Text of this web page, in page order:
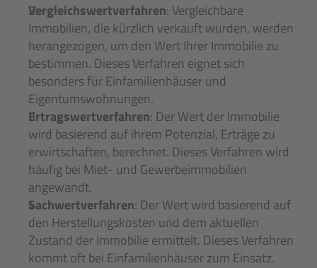
Vergleichswertverfahren: Vergleichbare
Immobilien, die kürzlich verkauft wurden, werden
herangezogen, um den Wert Ihrer Immobilie zu
bestimmen. Dieses Verfahren eignet sich
besonders für Einfamilienhäuser und
Eigentumswohnungen.
Ertragswertverfahren: Der Wert der Immobilie
wird basierend auf ihrem Potenzial, Erträge zu
erwirtschaften, berechnet. Dieses Verfahren wird
häufig bei Miet- und Gewerbeimmobilien
angewandt.
Sachwertverfahren: Der Wert wird basierend auf
den Herstellungskosten und dem aktuellen
Zustand der Immobilie ermittelt. Dieses Verfahren
kommt oft bei Einfamilienhäuser zum Einsatz.